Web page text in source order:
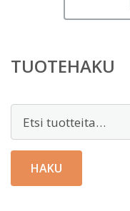
TUOTEHAKU
HAKU